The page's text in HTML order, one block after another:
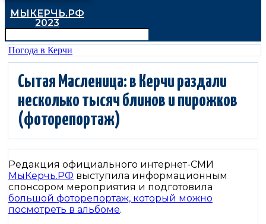
МЫКЕРЧЬ.РФ
2023
Погода в Керчи
Сытая Масленица: в Керчи раздали
несколько тысяч блинов и пирожков
(фоторепортаж)
Редакция официального интернет-СМИ
МыКерчь.РФ выступила информационным
спонсором мероприятия и подготовила
большой фоторепортаж, который можно
посмотреть в альбоме.